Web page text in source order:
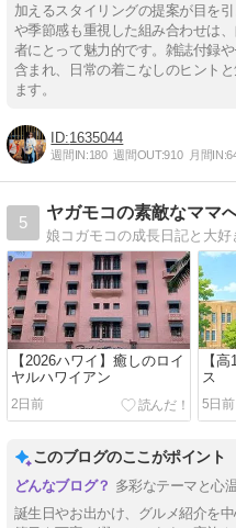
加えるスタイリングの提案が目を
や季節感も重視した組み合わせは
者にとって魅力的です。雑誌付録
含まれ、日常の着こなしのヒント
ます。
1635044
週間IN:180 週間OUT:910 月間IN:
5
ヤガモコの素敵なママ
【2026ハワイ】癒しのロイ
ヤルハワイアン
2日前
【
ス
5日前
このブログのここがポイント
多彩なテーマと心
誕生日やお出かけ、グルメ紹介を